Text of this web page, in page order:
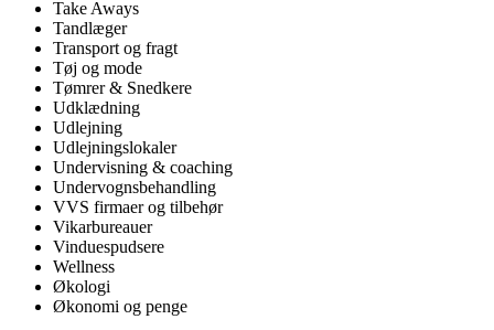
Take Aways
Tandlæger
Transport og fragt
Tøj og mode
Tømrer & Snedkere
Udklædning
Udlejning
Udlejningslokaler
Undervisning & coaching
Undervognsbehandling
VVS firmaer og tilbehør
Vikarbureauer
Vinduespudsere
Wellness
Økologi
Økonomi og penge